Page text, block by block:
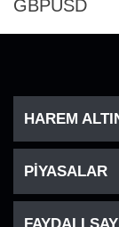
GBPUSD
HAREM
PİYASALAR